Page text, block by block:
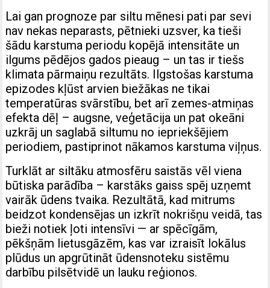
Lai gan prognoze par siltu mēnesi pati par sevi
nav nekas neparasts, pētnieki uzsver, ka tieši
šādu karstuma periodu kopējā intensitāte un
ilgums pēdējos gados pieaug – un tas ir tiešs
klimata pārmaiņu rezultāts. Ilgstošas karstuma
epizodes kļūst arvien biežākas ne tikai
temperatūras svārstību, bet arī zemes-atmiņas
efekta dēļ – augsne, veģetācija un pat okeāni
uzkrāj un saglabā siltumu no iepriekšējiem
periodiem, pastiprinot nākamos karstuma viļņus.
Turklāt ar siltāku atmosfēru saistās vēl viena
būtiska parādība – karstāks gaiss spēj uzņemt
vairāk ūdens tvaika. Rezultātā, kad mitrums
beidzot kondensējas un izkrīt nokrišņu veidā, tas
bieži notiek ļoti intensīvi — ar spēcīgām,
pēkšņām lietusgāzēm, kas var izraisīt lokālus
plūdus un apgrūtināt ūdensnoteku sistēmu
darbību pilsētvidē un lauku reģionos.